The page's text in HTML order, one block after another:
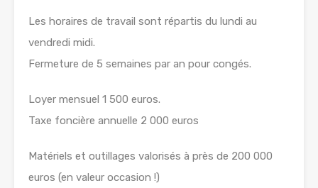
Les horaires de travail sont répartis du lundi au
vendredi midi.
Fermeture de 5 semaines par an pour congés.
Loyer mensuel 1 500 euros.
Taxe foncière annuelle 2 000 euros
Matériels et outillages valorisés à près de 200 000
euros (en valeur occasion !)